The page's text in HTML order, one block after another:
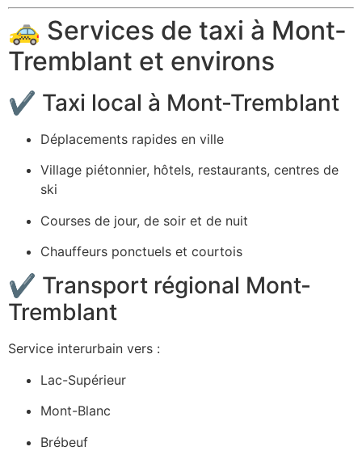
🚕 Services de taxi à Mont-
Tremblant et environs
✔ Taxi local à Mont-Tremblant
Déplacements rapides en ville
Village piétonnier, hôtels, restaurants, centres de
ski
Courses de jour, de soir et de nuit
Chauffeurs ponctuels et courtois
✔ Transport régional Mont-
Tremblant
Service interurbain vers :
Lac-Supérieur
Mont-Blanc
Brébeuf